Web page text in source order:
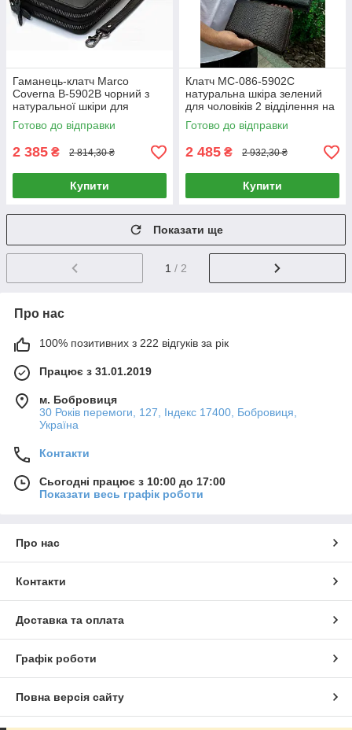
Гаманець-клатч Marco
Coverna B-5902B чорний з
натуральної шкіри для
чоловіків на дві блискавки
Готово до відправки
2 385 ₴ 2 814,30 ₴
Купити
Клатч MC-086-5902С
натуральна шкіра зелений
для чоловіків 2 відділення на
блискавці
Готово до відправки
2 485 ₴ 2 932,30 ₴
Купити
Показати ще
1 / 2
Про нас
100% позитивних з 222 відгуків за рік
Працює з 31.01.2019
м. Бобровиця
30 Років перемоги, 127, Індекс 17400, Бобровиця,
Україна
Контакти
Сьогодні працює з 10:00 до 17:00
Показати весь графік роботи
Про нас
Контакти
Доставка та оплата
Графік роботи
Повна версія сайту